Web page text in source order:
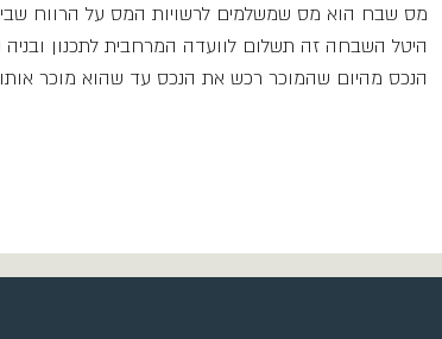
מס שבח הוא מס שמשלמים לרשויות המס על הרווח
היטל השבחה זה תשלום לוועדה המרחבית לתכנון
הנכס מהיום שהמוכר רכש את הנכס עד שהוא מוכר